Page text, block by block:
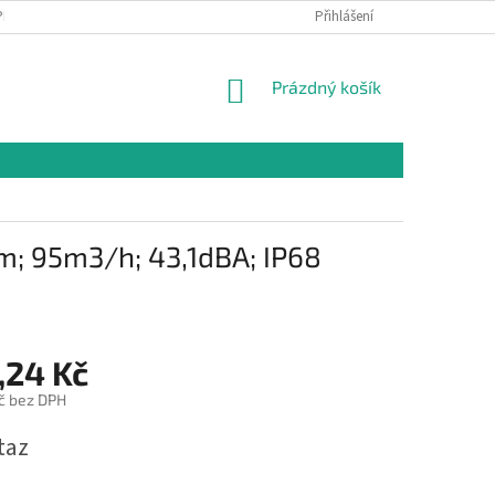
Přihlášení
NÁKUPNÍ
Prázdný košík
95m3/h; 43,1dBA; IP68
Kč
bez DPH